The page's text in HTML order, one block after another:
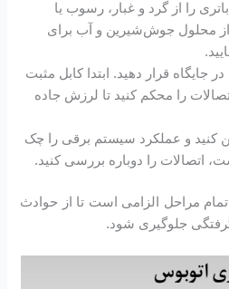
را از گرد و غبار، رسوب یا
از محلول جوش‌شیرین و آب برای
در جایگاه قرار دهید. ابتدا کابل مثبت
را محکم کنید تا لرزش جاده
کنید و عملکرد سیستم برقی را چک
اتصالات را دوباره بررسی کنید.
مراحل الزامی است تا از حوادث
جلوگیری شود.